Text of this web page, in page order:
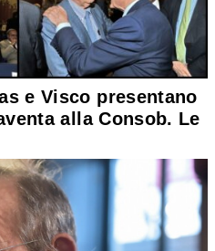
e Visco presentano
alla Consob. Le